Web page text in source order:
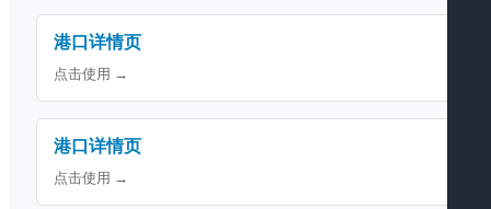
港口详情页
点击使用 →
港口详情页
点击使用 →